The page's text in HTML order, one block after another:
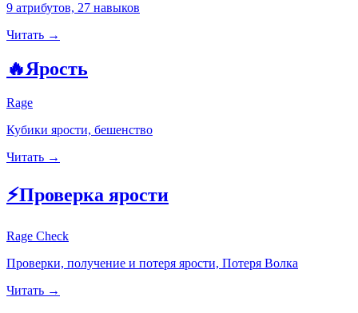
9 атрибутов, 27 навыков
Читать →
🔥Ярость
Rage
Кубики ярости, бешенство
Читать →
⚡Проверка ярости
Rage Check
Проверки, получение и потеря ярости, Потеря Волка
Читать →